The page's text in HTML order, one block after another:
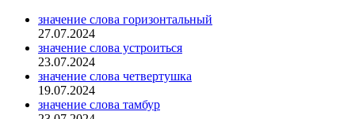
значение слова горизонтальный
27.07.2024
значение слова устроиться
23.07.2024
значение слова четвертушка
19.07.2024
значение слова тамбур